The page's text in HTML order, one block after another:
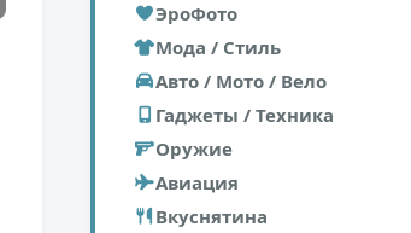
ЭроФото
Мода / Стиль
Авто / Мото / Вело
Гаджеты / Техника
Оружие
Авиация
Вкуснятина